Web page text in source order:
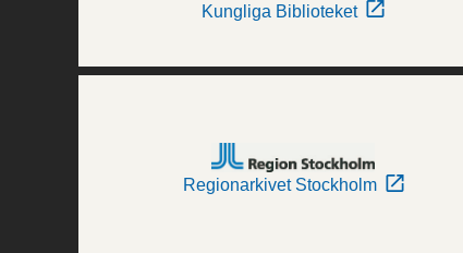
Kungliga Biblioteket
Regionarkivet Stockholm